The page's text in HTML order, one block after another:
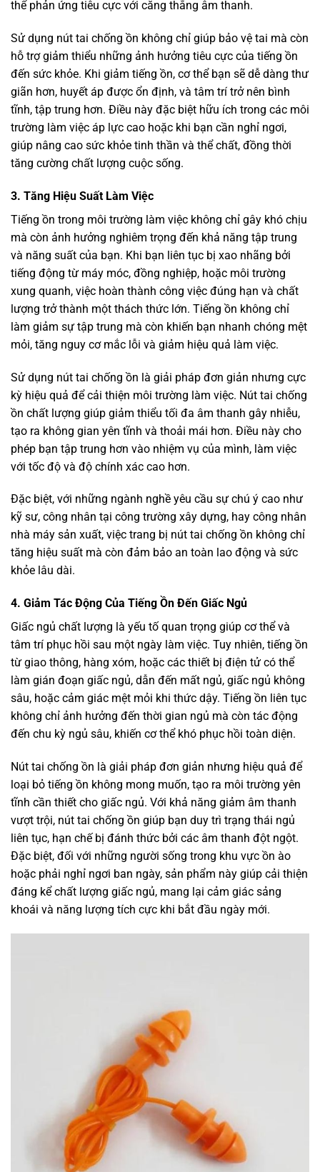
thể phản ứng tiêu cực với căng thẳng âm thanh.
Sử dụng nút tai chống ồn không chỉ giúp bảo vệ tai mà còn
hỗ trợ giảm thiểu những ảnh hưởng tiêu cực của tiếng ồn
đến sức khỏe. Khi giảm tiếng ồn, cơ thể bạn sẽ dễ dàng thư
giãn hơn, huyết áp được ổn định, và tâm trí trở nên bình
tĩnh, tập trung hơn. Điều này đặc biệt hữu ích trong các môi
trường làm việc áp lực cao hoặc khi bạn cần nghỉ ngơi,
giúp nâng cao sức khỏe tinh thần và thể chất, đồng thời
tăng cường chất lượng cuộc sống.
3. Tăng Hiệu Suất Làm Việc
Tiếng ồn trong môi trường làm việc không chỉ gây khó chịu
mà còn ảnh hưởng nghiêm trọng đến khả năng tập trung
và năng suất của bạn. Khi bạn liên tục bị xao nhãng bởi
tiếng động từ máy móc, đồng nghiệp, hoặc môi trường
xung quanh, việc hoàn thành công việc đúng hạn và chất
lượng trở thành một thách thức lớn. Tiếng ồn không chỉ
làm giảm sự tập trung mà còn khiến bạn nhanh chóng mệt
mỏi, tăng nguy cơ mắc lỗi và giảm hiệu quả làm việc.
Sử dụng nút tai chống ồn là giải pháp đơn giản nhưng cực
kỳ hiệu quả để cải thiện môi trường làm việc. Nút tai chống
ồn chất lượng giúp giảm thiểu tối đa âm thanh gây nhiễu,
tạo ra không gian yên tĩnh và thoải mái hơn. Điều này cho
phép bạn tập trung hơn vào nhiệm vụ của mình, làm việc
với tốc độ và độ chính xác cao hơn.
Đặc biệt, với những ngành nghề yêu cầu sự chú ý cao như
kỹ sư, công nhân tại công trường xây dựng, hay công nhân
nhà máy sản xuất, việc trang bị nút tai chống ồn không chỉ
tăng hiệu suất mà còn đảm bảo an toàn lao động và sức
khỏe lâu dài.
4. Giảm Tác Động Của Tiếng Ồn Đến Giấc Ngủ
Giấc ngủ chất lượng là yếu tố quan trọng giúp cơ thể và
tâm trí phục hồi sau một ngày làm việc. Tuy nhiên, tiếng ồn
từ giao thông, hàng xóm, hoặc các thiết bị điện tử có thể
làm gián đoạn giấc ngủ, dẫn đến mất ngủ, giấc ngủ không
sâu, hoặc cảm giác mệt mỏi khi thức dậy. Tiếng ồn liên tục
không chỉ ảnh hưởng đến thời gian ngủ mà còn tác động
đến chu kỳ ngủ sâu, khiến cơ thể khó phục hồi toàn diện.
Nút tai chống ồn là giải pháp đơn giản nhưng hiệu quả để
loại bỏ tiếng ồn không mong muốn, tạo ra môi trường yên
tĩnh cần thiết cho giấc ngủ. Với khả năng giảm âm thanh
vượt trội, nút tai chống ồn giúp bạn duy trì trạng thái ngủ
liên tục, hạn chế bị đánh thức bởi các âm thanh đột ngột.
Đặc biệt, đối với những người sống trong khu vực ồn ào
hoặc phải nghỉ ngơi ban ngày, sản phẩm này giúp cải thiện
đáng kể chất lượng giấc ngủ, mang lại cảm giác sảng
khoái và năng lượng tích cực khi bắt đầu ngày mới.